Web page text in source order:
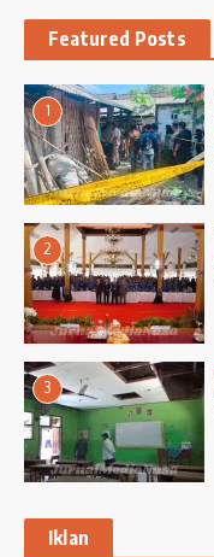
Featured Posts
1
2
3
Iklan